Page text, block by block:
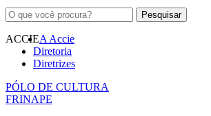
ACCIEA Accie
Diretoria
Diretrizes
PÓLO DE CULTURA
FRINAPE